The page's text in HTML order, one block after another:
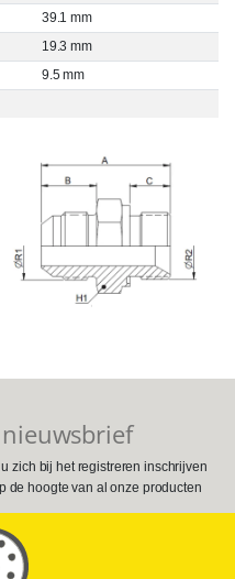
39.1 mm
19.3 mm
9.5 mm
zich bij het registreren inschrijven
de hoogte van al onze producten